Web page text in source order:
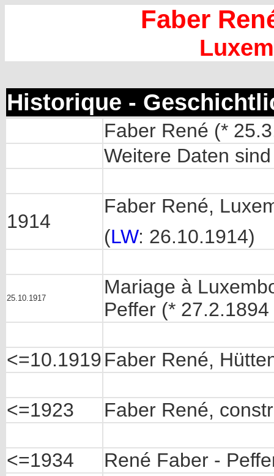
Faber
Historique -
Faber René (*
Weitere Daten
1914
Faber René,
(LW: 26.10.1914)
25.10.1917
Mariage à
Peffer (*
<=10.1919Faber René,
<=1923 Faber René,
<=1934 René Faber -